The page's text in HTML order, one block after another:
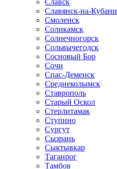
Славск
Славянск-на-Кубани
Смоленск
Соликамск
Солнечногорск
Сольвычегодск
Сосновый Бор
Сочи
Спас-Деменск
Среднеколымск
Ставрополь
Старый Оскол
Стерлитамак
Ступино
Сургут
Сызрань
Сыктывкар
Таганрог
Тамбов